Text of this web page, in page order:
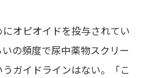
オピオイドを投与されてい
の頻度で尿中薬物スクリー
ガイドラインはない。「こ